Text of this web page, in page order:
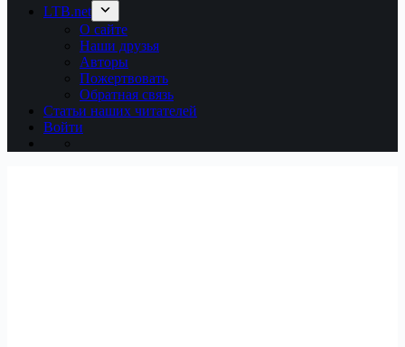
LTB.net
О сайте
Наши друзья
Авторы
Пожертвовать
Обратная связь
Статьи наших читателей
Войти